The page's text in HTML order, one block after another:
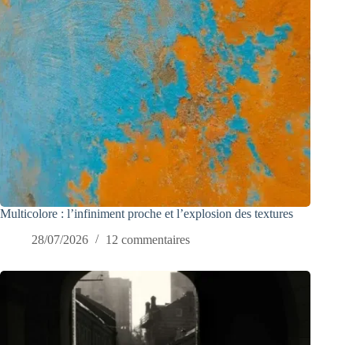
Multicolore : l’infiniment proche et l’explosion des textures
28/07/2026
12 commentaires